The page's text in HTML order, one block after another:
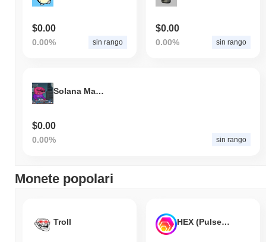
$0.00
0.00% sin rango
$0.00
0.00% sin rango
Solana Mascot
$0.00
0.00% sin rango
Monete popolari
Troll HEX (Pulsechain)